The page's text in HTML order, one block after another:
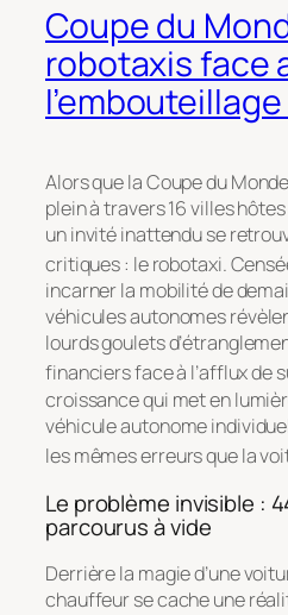
Coupe du
robotaxis face
Alors que la Coupe du
plein à travers 16 villes
un invité inattendu se
critiques : le robotaxi.
incarner la mobilité de
véhicules autonomes
lourds goulets
financiers face à l’afflux de
croissance qui met en
véhicule autonome
les mêmes erreurs que la
Le problème invisible :
parcourus à vide
Derrière la magie d’une
chauffeur se cache une